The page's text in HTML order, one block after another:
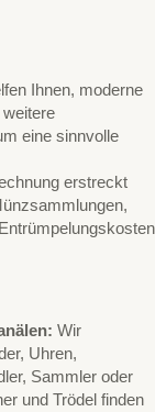
Ihnen, moderne
weitere
eine sinnvolle
erstreckt
Wir
Uhren,
Sammler oder
und Trödel finden